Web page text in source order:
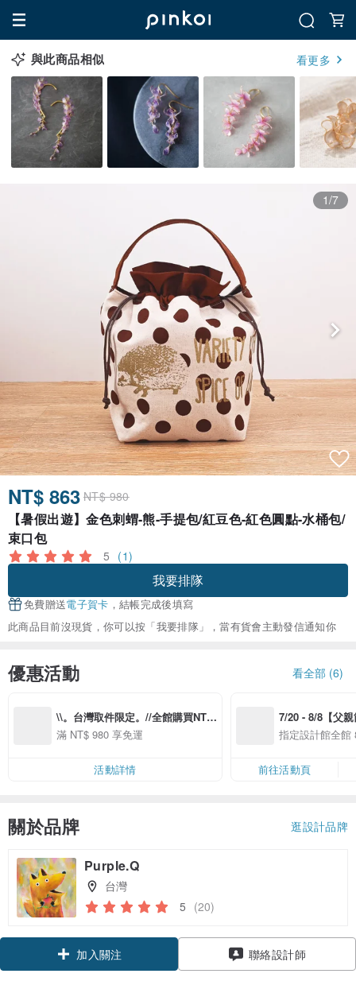
與此商品相似 看更多
1/7
NT$ 863 NT$ 980
【暑假出遊】金色刺蝟-熊-手提包/紅豆色-紅色圓點-水桶包/
束口包
5 (1)
我要排隊
免費贈送電子賀卡 ，結帳完成後填寫
此商品目前沒現貨，你可以按「我要排隊」，當有貨會主動發信通知你
優惠活動 看全部 (6)
\\。台灣取件限定。//全館購買NT
$980以上免運費
滿 NT$ 980 享免運
活動詳情
7/20 - 8/8【父
案】精選品牌全
指定設計館全館
前往活動頁
關於品牌 逛設計品牌
Purple.Q
台灣
5 (20)
加入關注
聯絡設計師